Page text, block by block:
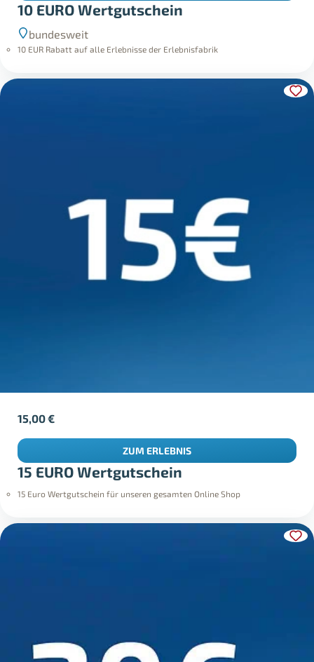
10 EURO Wertgutschein
bundesweit
10 EUR Rabatt auf alle Erlebnisse der Erlebnisfabrik
15 EURO Wertgutschein
15 Euro Wertgutschein für unseren gesamten Online Shop
15,00€
ZUM ERLEBNIS